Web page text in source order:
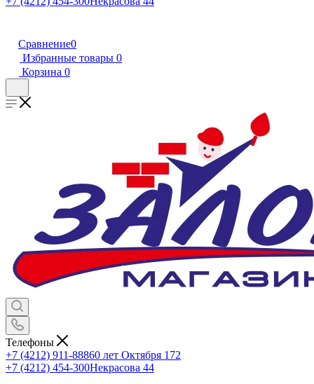
Сравнение0
Избранные товары 0
Корзина 0
Телефоны
+7 (4212) 911-88860 лет Октября 172
+7 (4212) 454-300Некрасова 44